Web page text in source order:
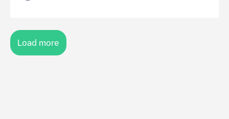
Load more